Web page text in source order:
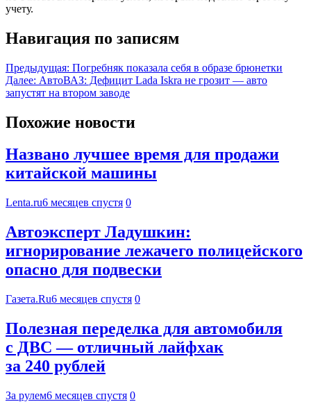
учету.
Навигация по записям
Предыдущая: Погребняк показала себя в образе брюнетки
Далее: АвтоВАЗ: Дефицит Lada Iskra не грозит — авто
запустят на втором заводе
Похожие новости
Названо лучшее время для продажи
китайской машины
Lenta.ru6 месяцев спустя 0
Автоэксперт Ладушкин:
игнорирование лежачего полицейского
опасно для подвески
Газета.Ru6 месяцев спустя 0
Полезная переделка для автомобиля
с ДВС — отличный лайфхак
за 240 рублей
За рулем6 месяцев спустя 0